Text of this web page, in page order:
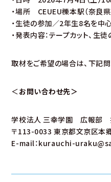
・場所 CEUEU櫟本駅（奈良
・生徒の参加／2年生8名を中
・発表内容：テープカット、生
取材をご希望の場合は、下記
＜お問い合わせ先＞
学校法人 三幸学園 広報部
〒113-0033 東京都文京区本
E-mail：kurauchi-